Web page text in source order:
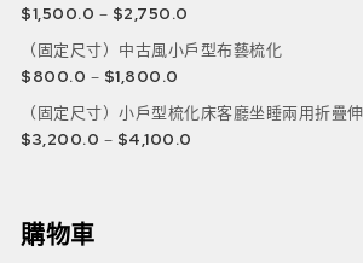
$1,500.0 – $2,750.0
（固定尺寸）中古風小戶型布藝梳化
$800.0 – $1,800.0
（固定尺寸）小戶型梳化床客廳坐睡兩用折疊
$3,200.0 – $4,100.0
購物車